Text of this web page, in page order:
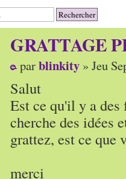
GRATTAGE
parblinkity » Jeu
Salut
Est ce qu'il y a
cherche des idées
grattez, est ce que
merci